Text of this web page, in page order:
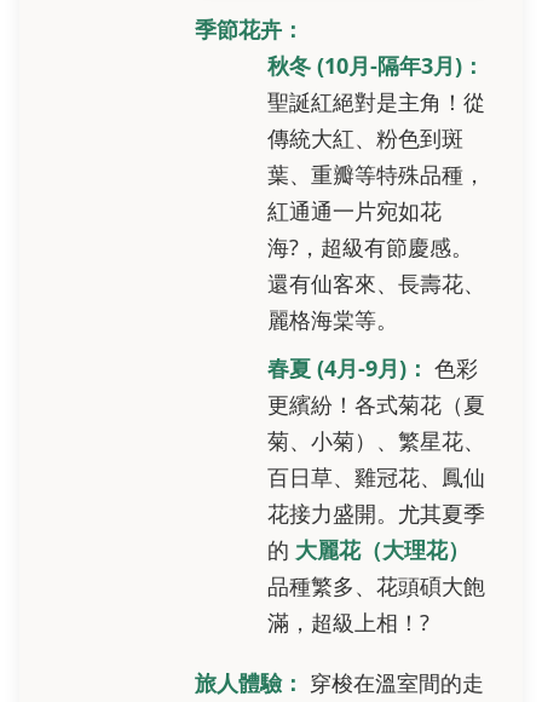
季節花卉：
秋冬 (10月-隔年3月)：
聖誕紅絕對是主角！從
傳統大紅、粉色到斑
葉、重瓣等特殊品種，
紅通通一片宛如花
海?，超級有節慶感。
還有仙客來、長壽花、
麗格海棠等。
春夏 (4月-9月)： 色彩
更繽紛！各式菊花（夏
菊、小菊）、繁星花、
百日草、雞冠花、鳳仙
花接力盛開。尤其夏季
的 大麗花（大理花）
品種繁多、花頭碩大飽
滿，超級上相！?
旅人體驗： 穿梭在溫室間的走